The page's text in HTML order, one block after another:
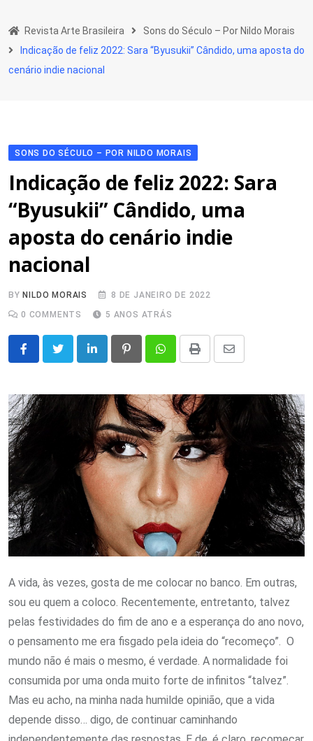
to
content
Revista Arte Brasileira
Sons do Século – Por Nildo Morais
Indicação de feliz 2022: Sara “Byusukii” Cândido, uma aposta do
cenário indie nacional
SONS DO SÉCULO – POR NILDO MORAIS
Indicação de feliz 2022: Sara
“Byusukii” Cândido, uma
aposta do cenário indie
nacional
BY NILDO MORAIS
8 DE JANEIRO DE 2022
0 COMMENTS 5 ANOS ATRÁS
LinkedIn PinterestWhatsappPrint
Share
Email
A vida, às vezes, gosta de me colocar no banco. Em outras,
sou eu quem a coloco. Recentemente, entretanto, talvez
pelas festividades do fim de ano e a esperança do ano novo,
o pensamento me era fisgado pela ideia do “recomeço”. O
mundo não é mais o mesmo, é verdade. A normalidade foi
consumida por uma onda muito forte de infinitos “talvez”.
Mas eu acho, na minha nada humilde opinião, que a vida
depende disso… digo, de continuar caminhando